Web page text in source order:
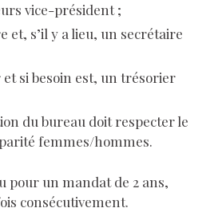
vice-président ;
et, s’il y a lieu, un secrétaire
si besoin est, un trésorier
du bureau doit respecter le
femmes/hommes.
pour un mandat de 2 ans,
consécutivement.